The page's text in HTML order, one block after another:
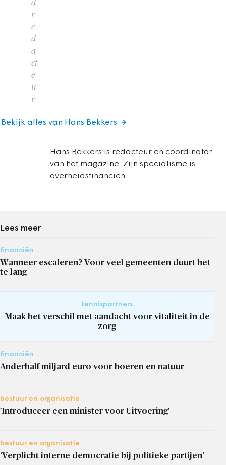
d
r
e
d
a
ct
e
u
r
Hans Bekkers is redacteur en coördinator
van het magazine. Zijn specialisme is
overheidsfinanciën.
Bekijk alles van Hans Bekkers
Lees meer
financiën
Wanneer escaleren? Voor veel gemeenten duurt het
te lang
kennispartners
Maak het verschil met aandacht voor vitaliteit in de
zorg
financiën
Anderhalf miljard euro voor boeren en natuur
bestuur en organisatie
'Introduceer een minister voor Uitvoering'
bestuur en organisatie
‘Verplicht interne democratie bij politieke partijen’